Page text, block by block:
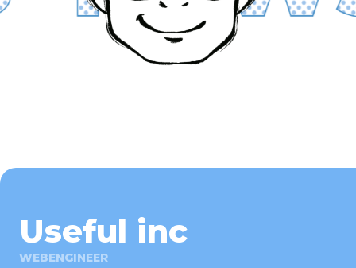
Useful inc
WEBENGINEER